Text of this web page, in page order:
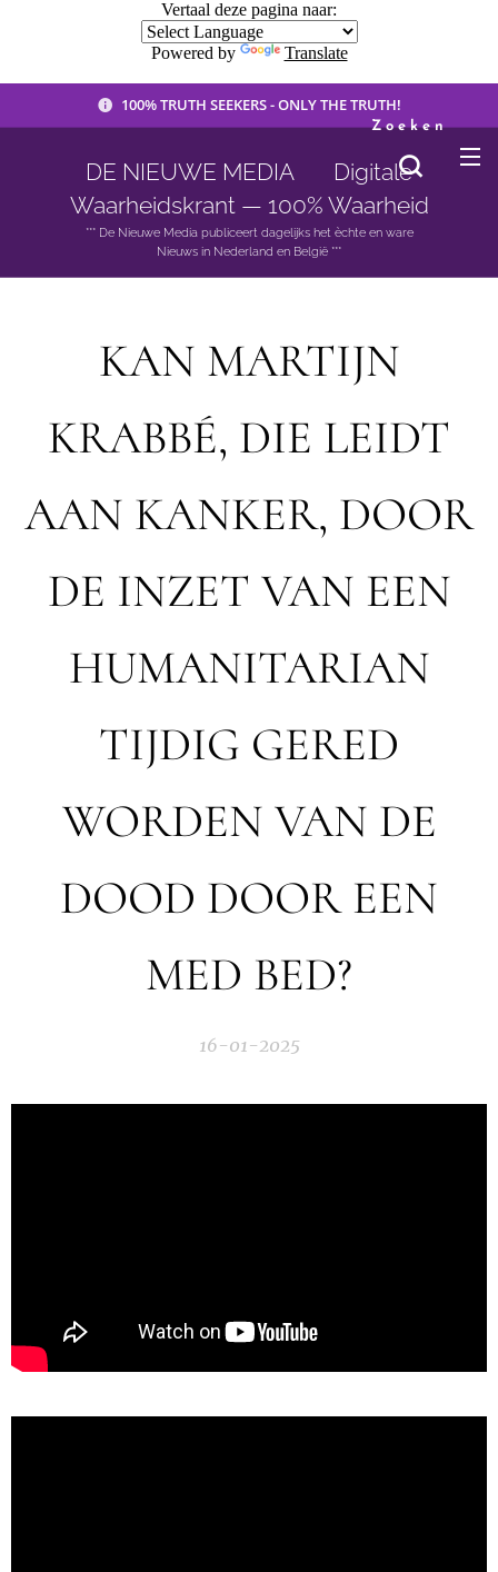
Vertaal deze pagina naar:
Powered by Translate
100% TRUTH SEEKERS - ONLY THE TRUTH!
DE NIEUWE MEDIA 🟣 Digitale
Waarheidskrant — 100% Waarheid
*** De Nieuwe Media publiceert dagelijks het èchte en ware
Nieuws in Nederland en België ***
Zoeken
KAN MARTIJN
KRABBÉ, DIE LEIDT
AAN KANKER, DOOR
DE INZET VAN EEN
HUMANITARIAN
TIJDIG GERED
WORDEN VAN DE
DOOD DOOR EEN
MED BED?
16-01-2025